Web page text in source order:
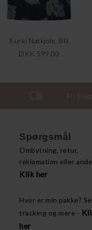
Kurki Natkjole, Blå
DKK 599,00
Fri
Spørgsmål
Ombytning, retur,
reklamation eller
Klik her
Hvor er min pakke? Se
tracking og mere -
her